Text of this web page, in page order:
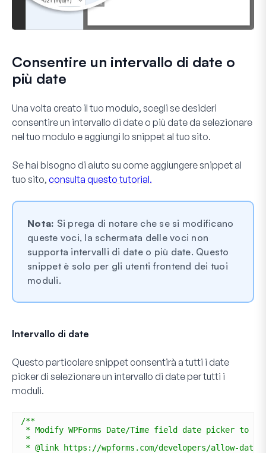
Consentire un intervallo di date o
più date
Una volta creato il tuo modulo, scegli se desideri
consentire un intervallo di date o più date da selezionare
nel tuo modulo e aggiungi lo snippet al tuo sito.
Se hai bisogno di aiuto su come aggiungere snippet al
tuo sito, consulta questo tutorial.
Nota: Si prega di notare che se si modificano
queste voci, la schermata delle voci non
supporta intervalli di date o più date. Questo
snippet è solo per gli utenti frontend dei tuoi
moduli.
Intervallo di date
Questo particolare snippet consentirà a tutti i date
picker di selezionare un intervallo di date per tutti i
moduli.
/**
* Modify WPForms Date/Time field date picker to
*
* @link https://wpforms.com/developers/allow-